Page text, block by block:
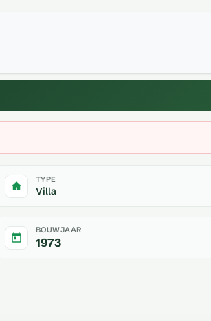
TYPE
Villa
BOUWJAAR
1973